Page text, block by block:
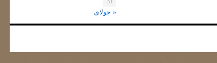
« جولای